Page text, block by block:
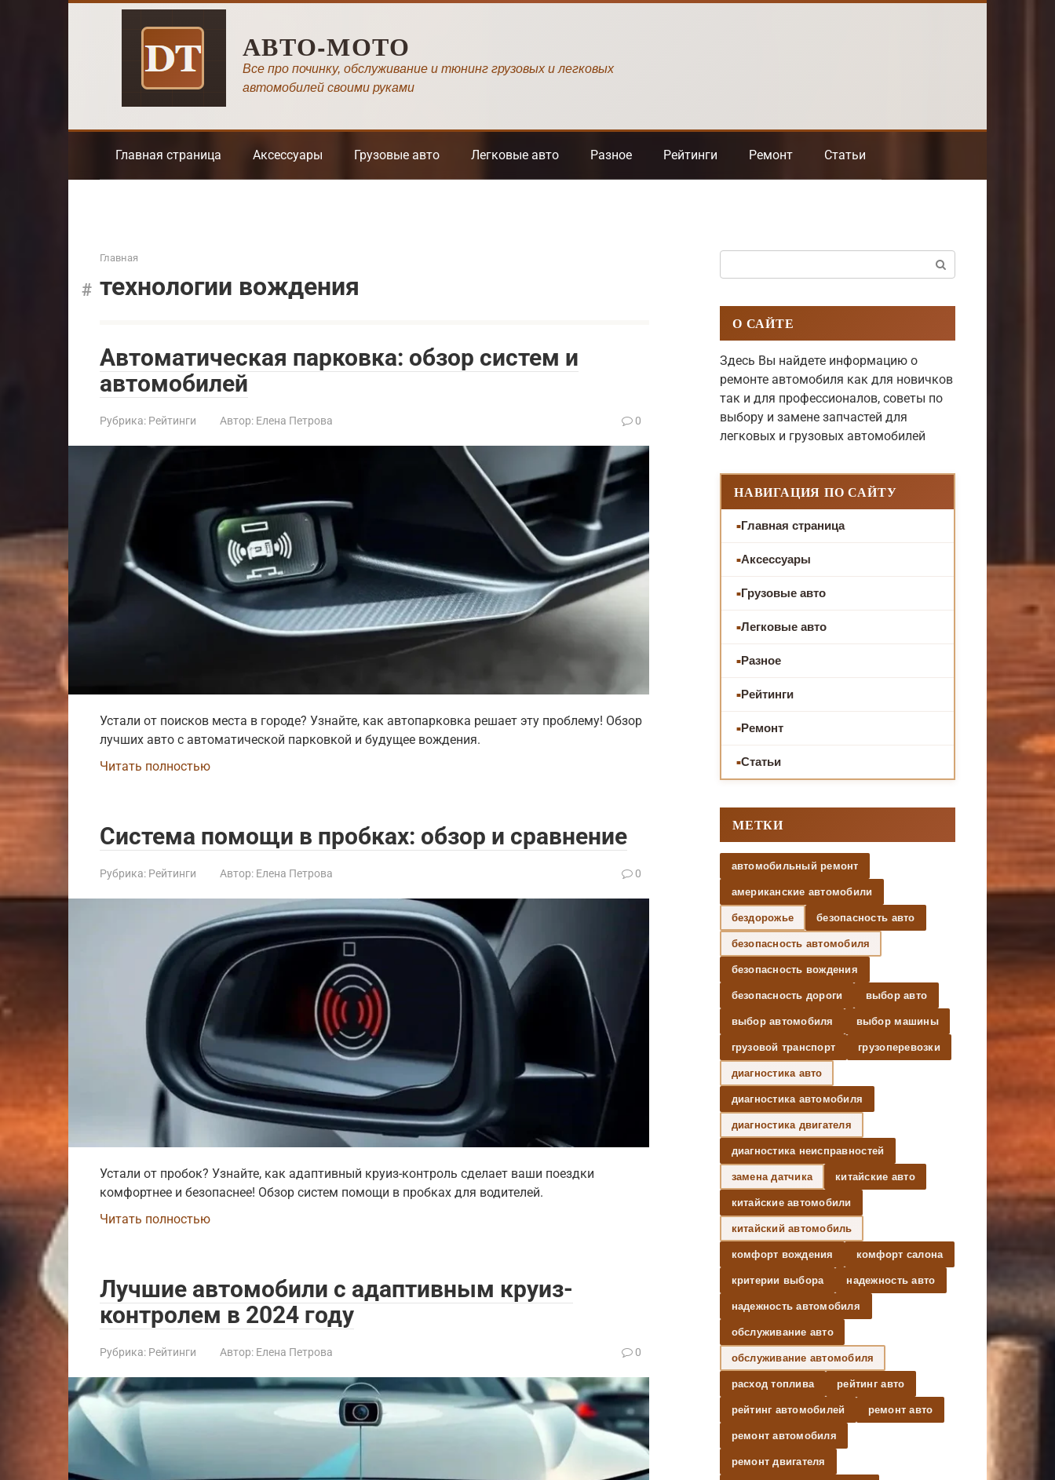
АВТО-МОТО
Все про починку, обслуживание и тюнинг грузовых и легковых
автомобилей своими руками
Главная страница Аксессуары Грузовые авто Легковые авто Разное Рейтинги Ремонт Статьи
Главная
технологии вождения
Автоматическая парковка: обзор систем и
автомобилей
Рубрика: Рейтинги Автор: Елена Петрова 0
Устали от поисков места в городе? Узнайте, как автопарковка решает эту проблему! Обзор
лучших авто с автоматической парковкой и будущее вождения.
Читать полностью
Система помощи в пробках: обзор и сравнение
Рубрика: Рейтинги Автор: Елена Петрова 0
Устали от пробок? Узнайте, как адаптивный круиз-контроль сделает ваши поездки
комфортнее и безопаснее! Обзор систем помощи в пробках для водителей.
Читать полностью
Лучшие автомобили с адаптивным круиз-
контролем в 2024 году
Рубрика: Рейтинги Автор: Елена Петрова 0
О САЙТЕ
Здесь Вы найдете информацию о
ремонте автомобиля как для новичков
так и для профессионалов, советы по
выбору и замене запчастей для
легковых и грузовых автомобилей
НАВИГАЦИЯ ПО САЙТУ
Главная страница
Аксессуары
Грузовые авто
Легковые авто
Разное
Рейтинги
Ремонт
Статьи
МЕТКИ
автомобильный ремонт
американские автомобили
бездорожье безопасность авто
безопасность автомобиля
безопасность вождения
безопасность дороги выбор авто
выбор автомобиля выбор машины
грузовой транспорт грузоперевозки
диагностика авто
диагностика автомобиля
диагностика двигателя
диагностика неисправностей
замена датчика китайские авто
китайские автомобили
китайский автомобиль
комфорт вождения комфорт салона
критерии выбора надежность авто
надежность автомобиля
обслуживание авто
обслуживание автомобиля
расход топлива рейтинг авто
рейтинг автомобилей ремонт авто
ремонт автомобиля
ремонт двигателя